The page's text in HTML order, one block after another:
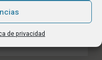
de privacidad
aprendizaje,
personal